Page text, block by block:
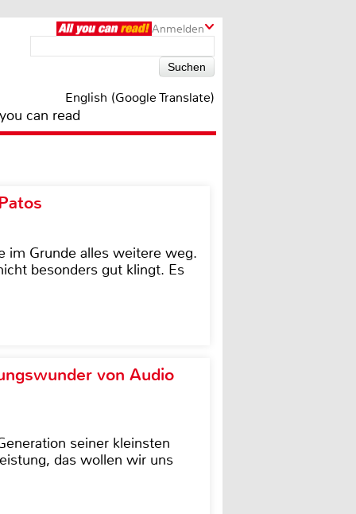
Anmelden
English (Google Translate)
can read
im Grunde alles weitere weg.
besonders gut klingt. Es
von Audio
seiner kleinsten
das wollen wir uns